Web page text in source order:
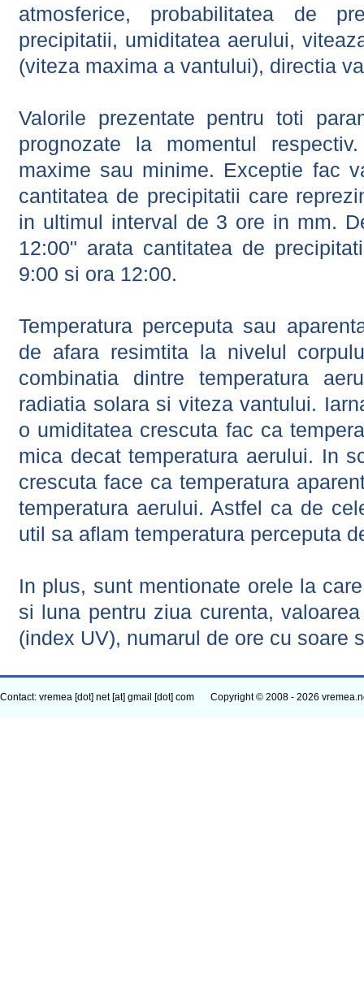
atmosferice, probabilitatea de
precipitatii, umiditatea aerului,
(viteza maxima a vantului), directia
Valorile prezentate pentru toti
prognozate la momentul
maxime sau minime. Exceptie fac
cantitatea de precipitatii care
in ultimul interval de 3 ore in mm.
12:00" arata cantitatea de
9:00 si ora 12:00.
Temperatura perceputa sau
de afara resimtita la nivelul
combinatia dintre temperatura
radiatia solara si viteza vantului.
o umiditatea crescuta fac ca
mica decat temperatura aerului. In
crescuta face ca temperatura
temperatura aerului. Astfel ca de
util sa aflam temperatura perceputa
In plus, sunt mentionate orele la
si luna pentru ziua curenta,
(index UV), numarul de ore cu soare
Contact: vremea [dot] net [at] gmail [dot] com Copyright © 2008 - 2026